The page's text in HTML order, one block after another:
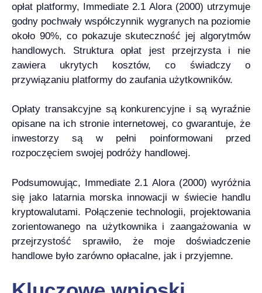
opłat platformy, Immediate 2.1 Alora (2000) utrzymuje
godny pochwały współczynnik wygranych na poziomie
około 90%, co pokazuje skuteczność jej algorytmów
handlowych. Struktura opłat jest przejrzysta i nie
zawiera ukrytych kosztów, co świadczy o
przywiązaniu platformy do zaufania użytkowników.
Opłaty transakcyjne są konkurencyjne i są wyraźnie
opisane na ich stronie internetowej, co gwarantuje, że
inwestorzy są w pełni poinformowani przed
rozpoczęciem swojej podróży handlowej.
Podsumowując, Immediate 2.1 Alora (2000) wyróżnia
się jako latarnia morska innowacji w świecie handlu
kryptowalutami. Połączenie technologii, projektowania
zorientowanego na użytkownika i zaangażowania w
przejrzystość sprawiło, że moje doświadczenie
handlowe było zarówno opłacalne, jak i przyjemne.